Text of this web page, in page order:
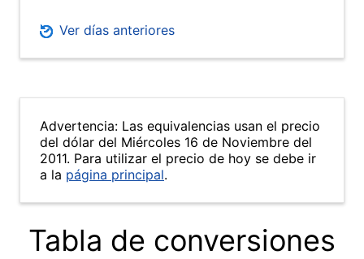
Ver días anteriores
Advertencia: Las equivalencias usan el precio
del dólar del Miércoles 16 de Noviembre del
2011. Para utilizar el precio de hoy se debe ir
a la página principal.
Tabla de conversiones